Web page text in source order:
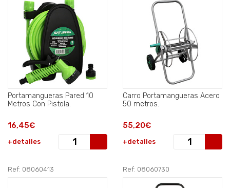
Portamangueras Pared 10
Metros Con Pistola.
16,45€
+detalles
Carro Portamangueras Acero
50 metros.
55,20€
+detalles
Ref: 08060413 Ref: 08060730